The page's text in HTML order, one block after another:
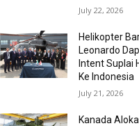
July 22, 2026
Helikopter
Leonardo
Intent Suplai
Ke Indonesia
July 21, 2026
Kanada